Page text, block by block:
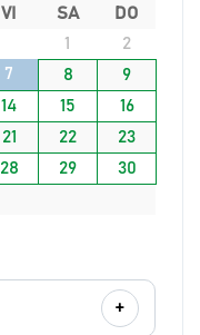
VI SA
DO
1
2
7 8
9
14 15
16
21 22
23
28 29
30
+